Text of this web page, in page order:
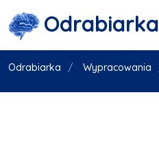
Odrabiarka
Odrabiarka Wypracowania